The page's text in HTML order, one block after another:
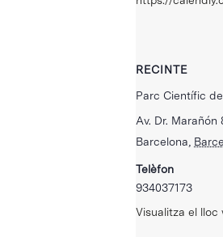
RECINTE
Parc Científic
Av. Dr. Marañón
Barcelona
Telèfon
934037173
Visualitza el lloc